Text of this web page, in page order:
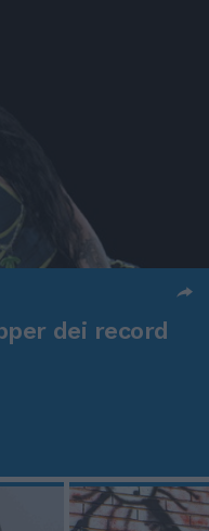
dei record